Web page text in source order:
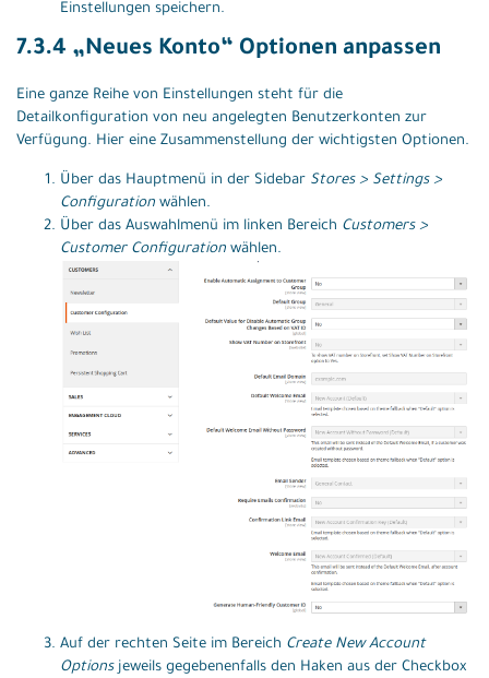
Einstellungen speichern.
7.3.4 „Neues Konto“ Optionen anpassen
Eine ganze Reihe von Einstellungen steht für die
Detailkonfiguration von neu angelegten Benutzerkonten zur
Verfügung. Hier eine Zusammenstellung der wichtigsten Optionen.
Über das Hauptmenü in der Sidebar Stores > Settings >
Configuration wählen.
Über das Auswahlmenü im linken Bereich Customers >
Customer Configuration wählen.
Auf der rechten Seite im Bereich Create New Account
Optionsjeweils gegebenenfalls den Haken aus der Checkbox